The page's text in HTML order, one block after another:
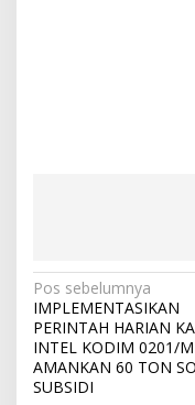
N
a
v
i
Pos sebelumnya
IMPLEMENTASIKAN
PERINTAH HARIAN
INTEL KODIM 0201/
AMANKAN 60 TON
SUBSIDI